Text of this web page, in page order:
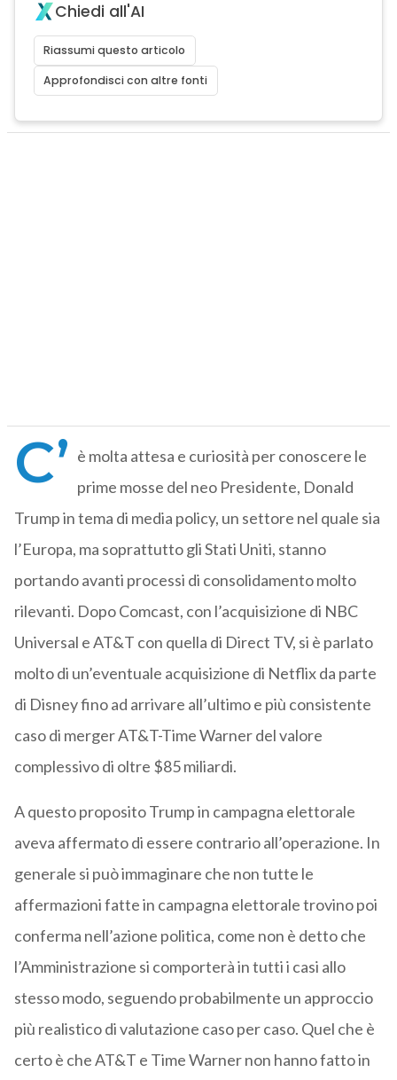
Chiedi all'AI
Riassumi questo articolo
Approfondisci con altre fonti
C’ è molta attesa e curiosità per conoscere le
prime mosse del neo Presidente, Donald
Trump in tema di media policy, un settore nel quale sia
l’Europa, ma soprattutto gli Stati Uniti, stanno
portando avanti processi di consolidamento molto
rilevanti. Dopo Comcast, con l’acquisizione di NBC
Universal e AT&T con quella di Direct TV, si è parlato
molto di un’eventuale acquisizione di Netflix da parte
di Disney fino ad arrivare all’ultimo e più consistente
caso di merger AT&T-Time Warner del valore
complessivo di oltre $85 miliardi.
A questo proposito Trump in campagna elettorale
aveva affermato di essere contrario all’operazione. In
generale si può immaginare che non tutte le
affermazioni fatte in campagna elettorale trovino poi
conferma nell’azione politica, come non è detto che
l’Amministrazione si comporterà in tutti i casi allo
stesso modo, seguendo probabilmente un approccio
più realistico di valutazione caso per caso. Quel che è
certo è che AT&T e Time Warner non hanno fatto in